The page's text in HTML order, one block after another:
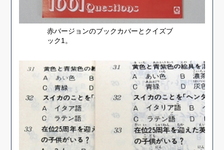
赤バージョンのブックカバーとクイズブ
ック1。